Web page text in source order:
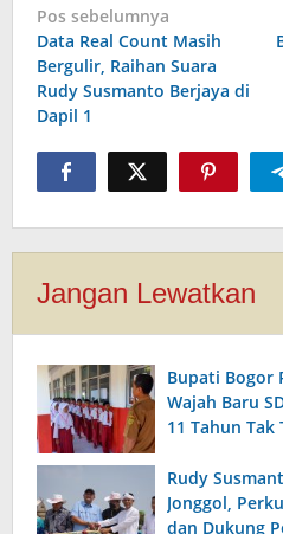
Navigasi
pos
Pos sebelumnya
Data Real Count Masih
Bergulir, Raihan Suara
Rudy Susmanto Berjaya di
Dapil 1
Jangan Lewatkan
Bupati Bogor
Wajah Baru
11 Tahun
Rudy
Jonggol,
dan Dukung